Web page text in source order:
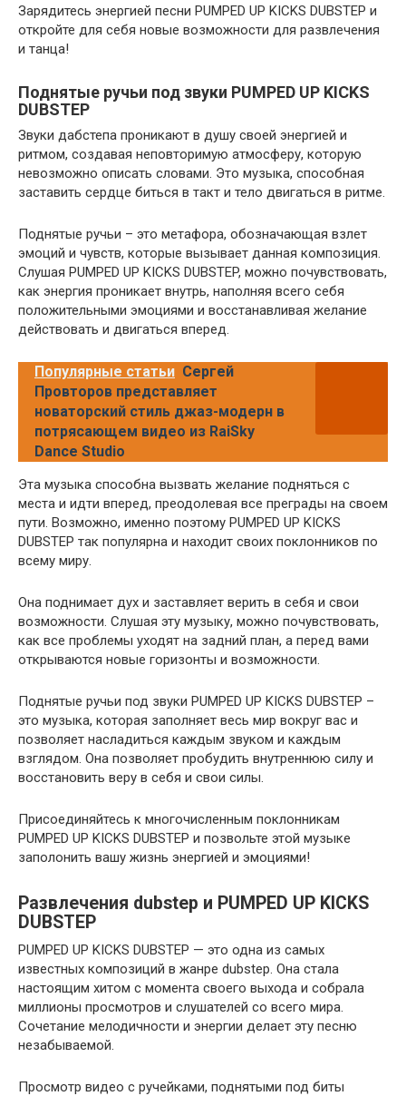
Зарядитесь энергией песни PUMPED UP KICKS DUBSTEP и
откройте для себя новые возможности для развлечения
и танца!
Поднятые ручьи под звуки PUMPED UP KICKS
DUBSTEP
Звуки дабстепа проникают в душу своей энергией и
ритмом, создавая неповторимую атмосферу, которую
невозможно описать словами. Это музыка, способная
заставить сердце биться в такт и тело двигаться в ритме.
Поднятые ручьи – это метафора, обозначающая взлет
эмоций и чувств, которые вызывает данная композиция.
Слушая PUMPED UP KICKS DUBSTEP, можно почувствовать,
как энергия проникает внутрь, наполняя всего себя
положительными эмоциями и восстанавливая желание
действовать и двигаться вперед.
Популярные статьи Сергей
Провторов представляет
новаторский стиль джаз-модерн в
потрясающем видео из RaiSky
Dance Studio
Эта музыка способна вызвать желание подняться с
места и идти вперед, преодолевая все преграды на своем
пути. Возможно, именно поэтому PUMPED UP KICKS
DUBSTEP так популярна и находит своих поклонников по
всему миру.
Она поднимает дух и заставляет верить в себя и свои
возможности. Слушая эту музыку, можно почувствовать,
как все проблемы уходят на задний план, а перед вами
открываются новые горизонты и возможности.
Поднятые ручьи под звуки PUMPED UP KICKS DUBSTEP –
это музыка, которая заполняет весь мир вокруг вас и
позволяет насладиться каждым звуком и каждым
взглядом. Она позволяет пробудить внутреннюю силу и
восстановить веру в себя и свои силы.
Присоединяйтесь к многочисленным поклонникам
PUMPED UP KICKS DUBSTEP и позвольте этой музыке
заполонить вашу жизнь энергией и эмоциями!
Развлечения dubstep и PUMPED UP KICKS
DUBSTEP
PUMPED UP KICKS DUBSTEP — это одна из самых
известных композиций в жанре dubstep. Она стала
настоящим хитом с момента своего выхода и собрала
миллионы просмотров и слушателей со всего мира.
Сочетание мелодичности и энергии делает эту песню
незабываемой.
Просмотр видео с ручейками, поднятыми под биты